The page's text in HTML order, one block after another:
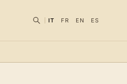
IT FR EN ES